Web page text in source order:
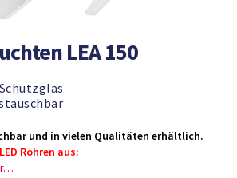
LEA 150
und in vielen Qualitäten erhältlich.
Röhren aus: